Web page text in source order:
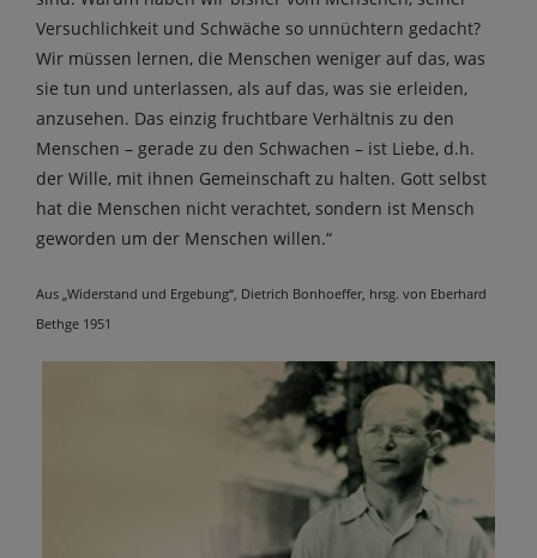
Versuchlichkeit und Schwäche so unnüchtern gedacht?
Wir müssen lernen, die Menschen weniger auf das, was
sie tun und unterlassen, als auf das, was sie erleiden,
anzusehen. Das einzig fruchtbare Verhältnis zu den
Menschen – gerade zu den Schwachen – ist Liebe, d.h.
der Wille, mit ihnen Gemeinschaft zu halten. Gott selbst
hat die Menschen nicht verachtet, sondern ist Mensch
geworden um der Menschen willen.“
Aus „Widerstand und Ergebung“, Dietrich Bonhoeffer, hrsg. von Eberhard
Bethge 1951